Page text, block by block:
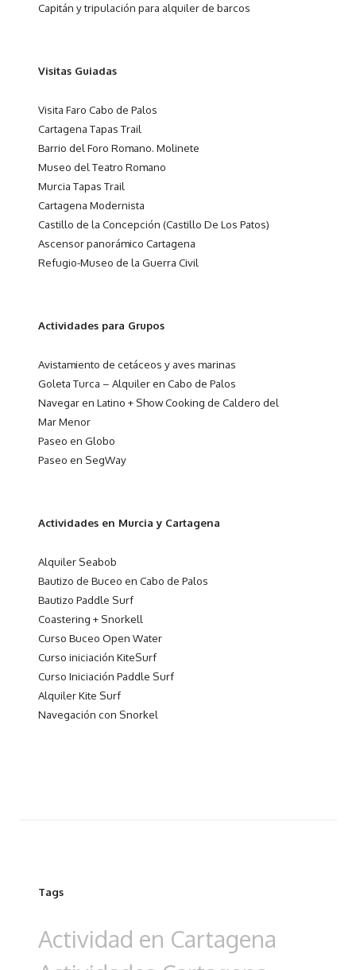
Capitán y tripulación para alquiler de barcos
Visitas Guiadas
Visita Faro Cabo de Palos
Cartagena Tapas Trail
Barrio del Foro Romano. Molinete
Museo del Teatro Romano
Murcia Tapas Trail
Cartagena Modernista
Castillo de la Concepción (Castillo De Los Patos)
Ascensor panorámico Cartagena
Refugio-Museo de la Guerra Civil
Actividades para Grupos
Avistamiento de cetáceos y aves marinas
Goleta Turca – Alquiler en Cabo de Palos
Navegar en Latino + Show Cooking de Caldero del
Mar Menor
Paseo en Globo
Paseo en SegWay
Actividades en Murcia y Cartagena
Alquiler Seabob
Bautizo de Buceo en Cabo de Palos
Bautizo Paddle Surf
Coastering + Snorkell
Curso Buceo Open Water
Curso iniciación KiteSurf
Curso Iniciación Paddle Surf
Alquiler Kite Surf
Navegación con Snorkel
Tags
Actividad en Cartagena